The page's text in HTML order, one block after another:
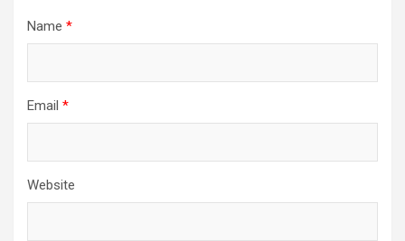
Name *
Email *
Website